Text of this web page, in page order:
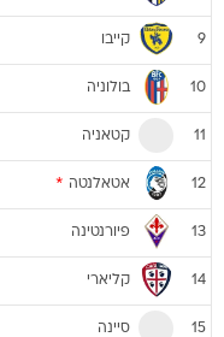
9 קייבו
10 בולוניה
11 קטאניה
12 אטאלנטה *
13 פיורנטינה
14 קליארי
15 סיינה